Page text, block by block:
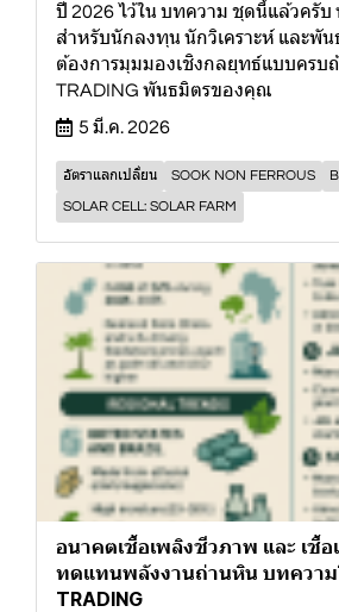
ปี 2026 ไว้ใน บทความ ชุดนี้แล้วครับ
สำหรับนักลงทุน นักวิเคราะห์ และพั
ต้องการมุมมองเชิงกลยุทธ์แบบครบถ้
TRADING พันธมิตรของคุณ
5 มี.ค. 2026
อัตราแลกเปลี่ยน SOOK NON FERROUS
SOLAR CELL: SOLAR FARM
อนาคตเชื้อเพลิงชีวภาพ และ เชื้อ
ทดแทนพลังงานถ่านหิน บทความ
TRADING